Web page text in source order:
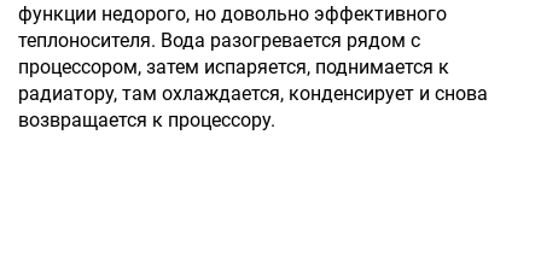
функции недорого, но довольно эффективного
теплоносителя. Вода разогревается рядом с
процессором, затем испаряется, поднимается к
радиатору, там охлаждается, конденсирует и снова
возвращается к процессору.